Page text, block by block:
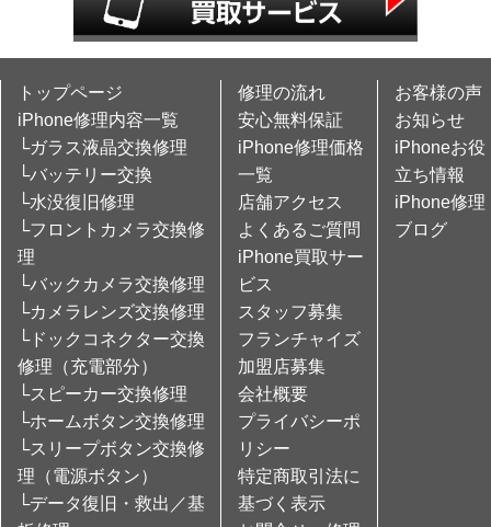
トップページ
iPhone修理内容一覧
└ガラス液晶交換修理
└バッテリー交換
└水没復旧修理
└フロントカメラ交換修
理
└バックカメラ交換修理
└カメラレンズ交換修理
└ドックコネクター交換
修理（充電部分）
└スピーカー交換修理
└ホームボタン交換修理
└スリープボタン交換修
理（電源ボタン）
└データ復旧・救出／基
修理の流れ
安心無料保証
iPhone修理価格
一覧
店舗アクセス
よくあるご質問
iPhone買取サー
ビス
スタッフ募集
フランチャイズ
加盟店募集
会社概要
プライバシーポ
リシー
特定商取引法に
基づく表示
お客様の声
お知らせ
iPhoneお役
立ち情報
iPhone修理
ブログ